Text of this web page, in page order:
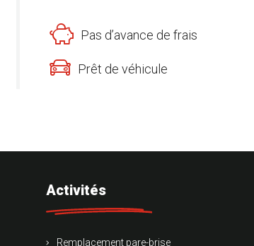
Pas d’avance de frais
Prêt de véhicule
Activités
Remplacement pare-brise